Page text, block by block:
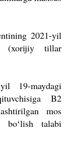
2021-yil
(xorijiy tillar
19-maydagi
B2
mos
boʻlish talabi